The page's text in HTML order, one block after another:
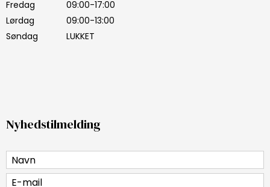
Fredag
09:00-17:00
Lørdag
09:00-13:00
Søndag
LUKKET
Nyhedstilmelding